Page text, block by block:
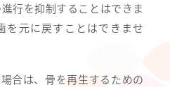
行を抑制することはできま
を元に戻すことはできませ
合は、骨を再生するための